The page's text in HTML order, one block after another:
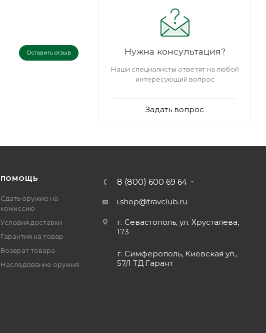
Оставить отзыв Нужна консультация?
Наши специалисты ответят на любой
интересующий вопрос
Задать вопрос
ПОМОЩЬ
Сдать оружие на
комиссию
Условия доставки
Гарантия на товар
Возврат товара
Наследование оружия
8 (800) 600 69 64
i.shop@travclub.ru
г. Севастополь, ул. Хрусталева,
173
г. Симферополь, Киевская ул.,
57/1 ТД Гарант